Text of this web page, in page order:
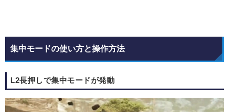
集中モードの使い方と操作方法
L2長押しで集中モードが発動